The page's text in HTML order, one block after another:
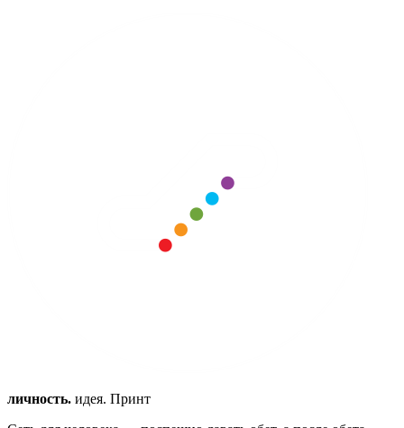
личность. идея. Принт